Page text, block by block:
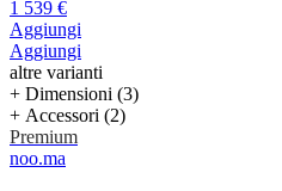
1 539 €
Aggiungi
Aggiungi
altre varianti
+ Dimensioni (3)
+ Accessori (2)
Premium
noo.ma